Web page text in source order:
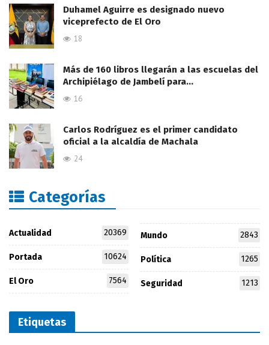
Duhamel Aguirre es designado nuevo
viceprefecto de El Oro
18
Más de 160 libros llegarán a las escuelas del
Archipiélago de Jambelí para…
16
Carlos Rodríguez es el primer candidato
oficial a la alcaldía de Machala
24
Categorías
Actualidad 20369
Portada 10624
El Oro 7564
Mundo 2843
Política 1265
Seguridad 1213
Etiquetas